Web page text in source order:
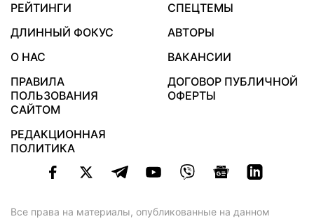
РЕЙТИНГИ
СПЕЦТЕМЫ
ДЛИННЫЙ ФОКУС
АВТОРЫ
О НАС
ВАКАНСИИ
ПРАВИЛА
ПОЛЬЗОВАНИЯ
САЙТОМ
ДОГОВОР ПУБЛИЧНОЙ
ОФЕРТЫ
РЕДАКЦИОННАЯ
ПОЛИТИКА
Все права на материалы, опубликованные на данном